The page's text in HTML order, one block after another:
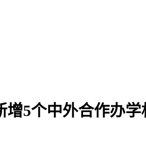
增5个中外合作办学